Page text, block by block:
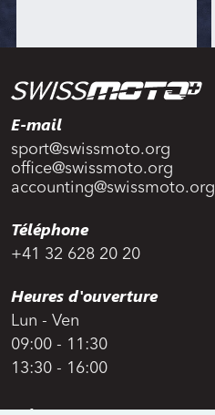
E-mail
sport@swissmoto.org
office@swissmoto.org
accounting@swissmoto.org
Téléphone
+41 32 628 20 20
Heures d'ouverture
Lun - Ven
09:00 - 11:30
13:30 - 16:00